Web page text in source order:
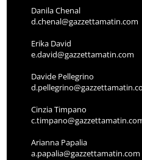
Danila Chenal
d.chenal@gazzettamatin.com
Erika David
e.david@gazzettamatin.com
Davide Pellegrino
Cinzia Timpano
Arianna Papalia
a.papalia@gazzettamatin.com